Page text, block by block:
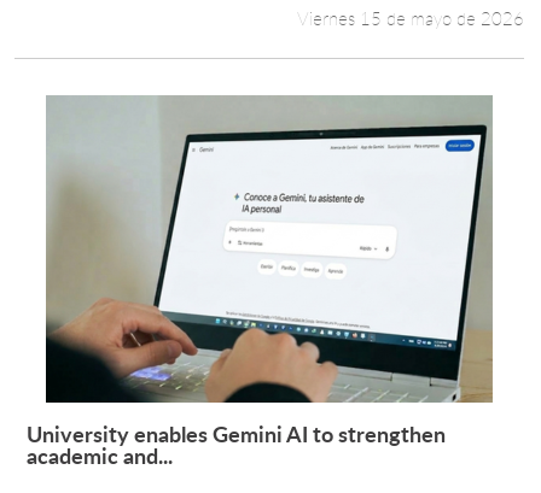
Viernes 15 de mayo de 2026
Leer más +
University enables Gemini AI to strengthen
academic and...